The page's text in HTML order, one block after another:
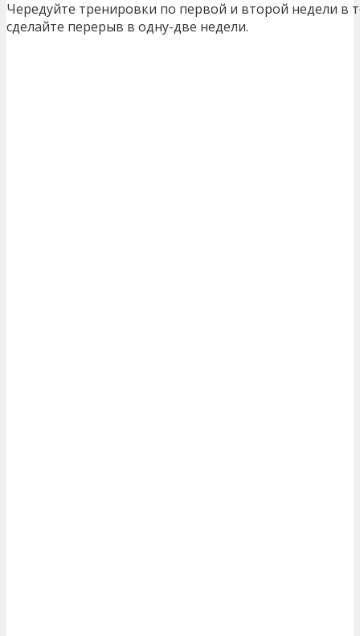
Чередуйте тренировки по первой и второй недели в
сделайте перерыв в одну-две недели.